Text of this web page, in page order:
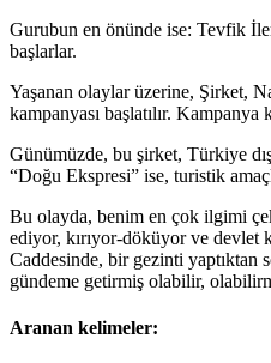
Gurubun en önünde ise: Tevfik
başlarlar.
Yaşanan olaylar üzerine, Şirket,
kampanyası başlatılır.
Günümüzde, bu şirket, Türkiye
“Doğu Ekspresi” ise, turistik
Bu olayda, benim en çok ilgimi
ediyor, kırıyor-döküyor ve devlet
Caddesinde, bir gezinti yaptıktan
gündeme getirmiş olabilir,
Aranan kelimeler: